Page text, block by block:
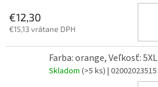
€12,30
€15,13 vrátane DPH
Farba: orange, Veľkosť: 5XL
Skladom (>5 ks) | 02002023515